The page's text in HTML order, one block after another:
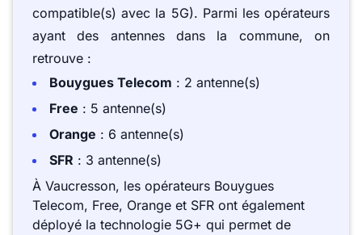
compatible(s) avec la 5G). Parmi les opérateurs
ayant des antennes dans la commune, on
retrouve :
Bouygues Telecom : 2 antenne(s)
Free : 5 antenne(s)
Orange : 6 antenne(s)
SFR : 3 antenne(s)
À Vaucresson, les opérateurs Bouygues
Telecom, Free, Orange et SFR ont également
déployé la technologie 5G+ qui permet de